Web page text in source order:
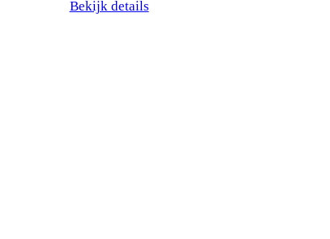
Bekijk details